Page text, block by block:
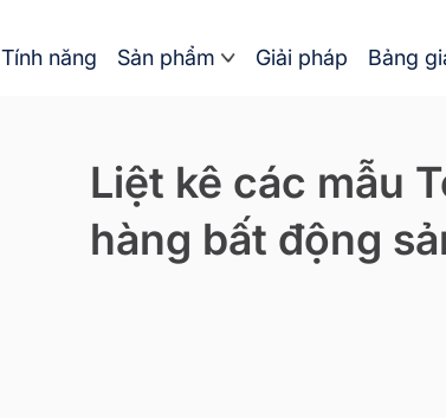
Tính năng Sản phẩm Giải pháp Bảng
Liệt kê các mẫu
hàng bất động